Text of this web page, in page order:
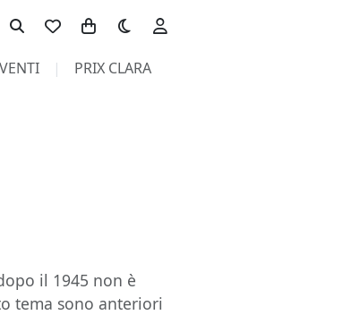
Toggle theme
PRIX CLARA
il 1945 non è
tema sono anteriori